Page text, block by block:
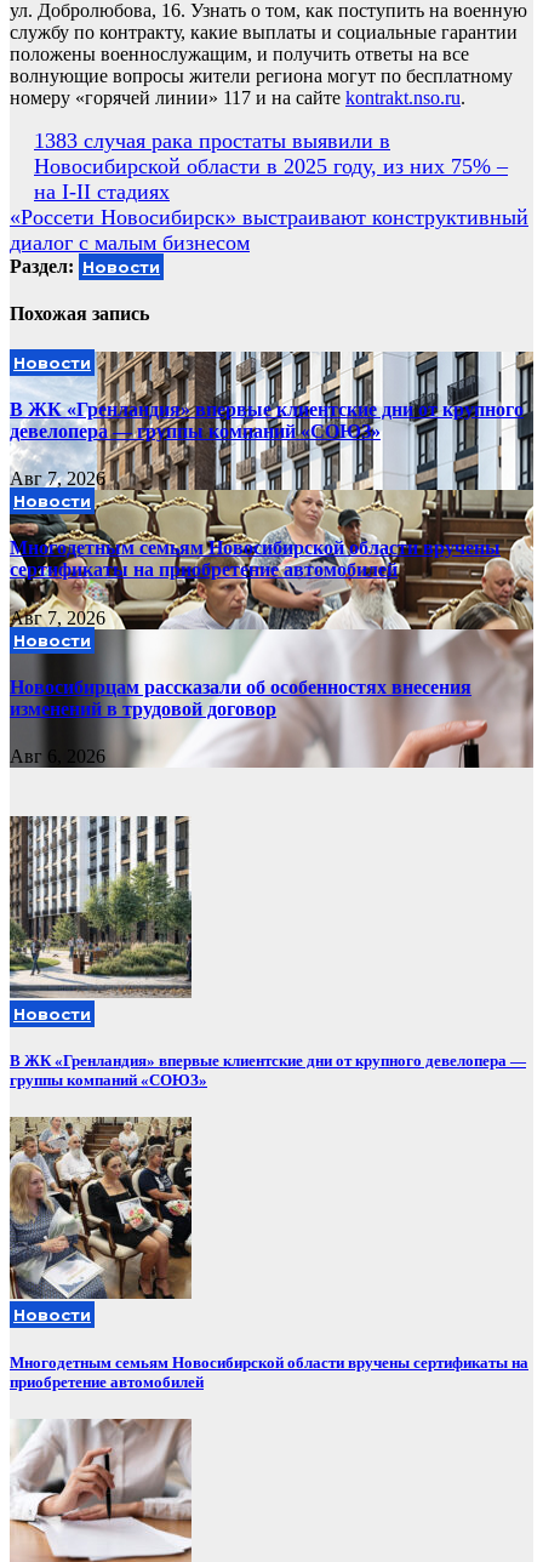
ул. Добролюбова, 16. Узнать о том, как поступить на военную
службу по контракту, какие выплаты и социальные гарантии
положены военнослужащим, и получить ответы на все
волнующие вопросы жители региона могут по бесплатному
номеру «горячей линии» 117 и на сайте kontrakt.nso.ru.
Навигация
по
записям
1383 случая рака простаты выявили в
Новосибирской области в 2025 году, из них 75% –
на I-II стадиях
«Россети Новосибирск» выстраивают конструктивный
диалог с малым бизнесом
Раздел: Новости
Похожая запись
Новости
В ЖК «Гренландия» впервые клиентские дни от крупного
девелопера — группы компаний «СОЮЗ»
Авг 7, 2026
Новости
Многодетным семьям Новосибирской области вручены
сертификаты на приобретение автомобилей
Авг 7, 2026
Новости
Новосибирцам рассказали об особенностях внесения
изменений в трудовой договор
Авг 6, 2026
Новости
В ЖК «Гренландия» впервые клиентские дни от крупного девелопера —
группы компаний «СОЮЗ»
Новости
Многодетным семьям Новосибирской области вручены сертификаты на
приобретение автомобилей